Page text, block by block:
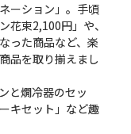
ーション」。手頃
花束2,100円」や、
った商品など、楽
品を取り揃えまし
と燗冷器のセッ
キセット」など趣